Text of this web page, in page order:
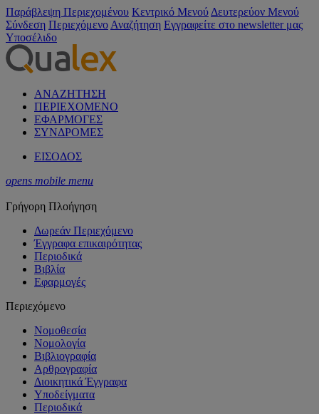
Παράβλεψη Περιεχομένου Κεντρικό Μενού Δευτερεύον Μενού
Σύνδεση Περιεχόμενο Αναζήτηση Εγγραφείτε στο newsletter μας
Υποσέλιδο
ΑΝΑΖΗΤΗΣΗ
ΠΕΡΙΕΧΟΜΕΝΟ
ΕΦΑΡΜΟΓΕΣ
ΣΥΝΔΡΟΜΕΣ
ΕΙΣΟΔΟΣ
opens mobile menu
Γρήγορη Πλοήγηση
Δωρεάν Περιεχόμενο
Έγγραφα επικαιρότητας
Περιοδικά
Βιβλία
Εφαρμογές
Περιεχόμενο
Νομοθεσία
Νομολογία
Βιβλιογραφία
Αρθρογραφία
Διοικητικά Έγγραφα
Υποδείγματα
Περιοδικά